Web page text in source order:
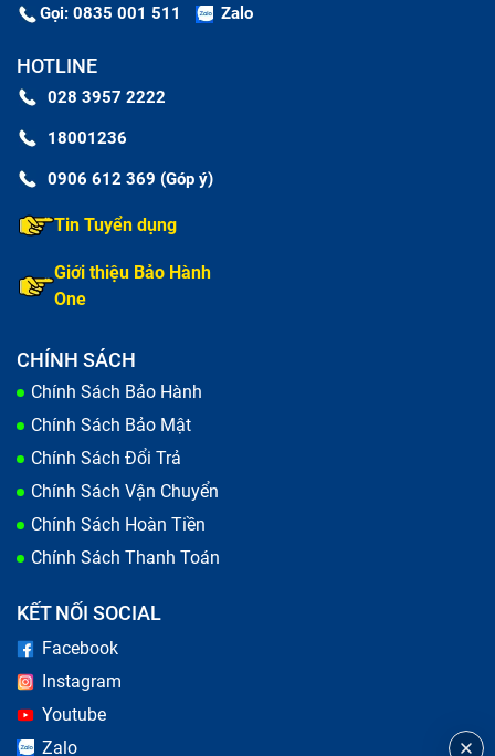
Gọi: 0835 001 511 Zalo
HOTLINE
028 3957 2222
18001236
0906 612 369 (Góp ý)
Tin Tuyển dụng
Giới thiệu Bảo Hành
One
CHÍNH SÁCH
Chính Sách Bảo Hành
Chính Sách Bảo Mật
Chính Sách Đổi Trả
Chính Sách Vận Chuyển
Chính Sách Hoàn Tiền
Chính Sách Thanh Toán
KẾT NỐI SOCIAL
Facebook
Instagram
Youtube
Zalo